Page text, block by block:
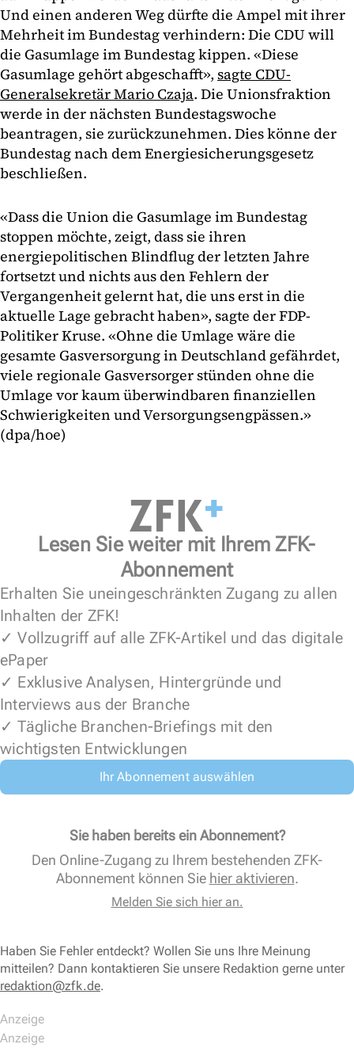
Und einen anderen Weg dürfte die Ampel mit ihrer
Mehrheit im Bundestag verhindern: Die CDU will
die Gasumlage im Bundestag kippen. «Diese
Gasumlage gehört abgeschafft», sagte CDU-
Generalsekretär Mario Czaja. Die Unionsfraktion
werde in der nächsten Bundestagswoche
beantragen, sie zurückzunehmen. Dies könne der
Bundestag nach dem Energiesicherungsgesetz
beschließen.
«Dass die Union die Gasumlage im Bundestag
stoppen möchte, zeigt, dass sie ihren
energiepolitischen Blindflug der letzten Jahre
fortsetzt und nichts aus den Fehlern der
Vergangenheit gelernt hat, die uns erst in die
aktuelle Lage gebracht haben», sagte der FDP-
Politiker Kruse. «Ohne die Umlage wäre die
gesamte Gasversorgung in Deutschland gefährdet,
viele regionale Gasversorger stünden ohne die
Umlage vor kaum überwindbaren finanziellen
Schwierigkeiten und Versorgungsengpässen.»
(dpa/hoe)
Lesen Sie weiter mit Ihrem ZFK-
Abonnement
Erhalten Sie uneingeschränkten Zugang zu allen
Inhalten der ZFK!
✓ Vollzugriff auf alle ZFK-Artikel und das digitale
ePaper
✓ Exklusive Analysen, Hintergründe und
Interviews aus der Branche
✓ Tägliche Branchen-Briefings mit den
wichtigsten Entwicklungen
Ihr Abonnement auswählen
Sie haben bereits ein Abonnement?
Den Online-Zugang zu Ihrem bestehenden ZFK-
Abonnement können Sie hier aktivieren.
Melden Sie sich hier an.
Haben Sie Fehler entdeckt? Wollen Sie uns Ihre Meinung
mitteilen? Dann kontaktieren Sie unsere Redaktion gerne unter
redaktion@zfk.de.